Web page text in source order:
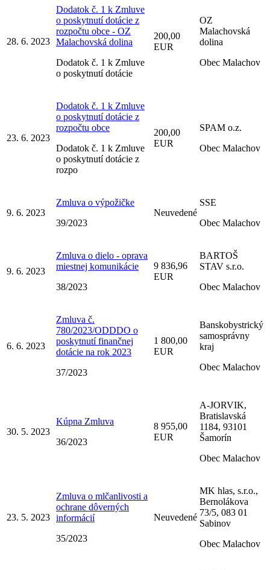
28. 6. 2023
Dodatok č. 1 k Zmluve
o poskytnutí dotácie z
rozpočtu obce - OZ
Malachovská dolina
Dodatok č. 1 k Zmluve
o poskytnutí dotácie
200,00
EUR
OZ
Malachovská
dolina
Obec Malachov
23. 6. 2023
Dodatok č. 1 k Zmluve
o poskytnutí dotácie z
rozpočtu obce
Dodatok č. 1 k Zmluve
o poskytnutí dotácie z
rozpo
200,00
EUR
SPAM o.z.
Obec Malachov
9. 6. 2023
Zmluva o výpožičke
39/2023
Neuvedené
SSE
Obec Malachov
9. 6. 2023
Zmluva o dielo - oprava
miestnej komunikácie
38/2023
9 836,96
EUR
BARTOŠ
STAV s.r.o.
Obec Malachov
6. 6. 2023
Zmluva č.
780/2023/ODDDO o
poskytnutí finančnej
dotácie na rok 2023
37/2023
1 800,00
EUR
Banskobystrický
samosprávny
kraj
Obec Malachov
30. 5. 2023
Kúpna Zmluva
36/2023
8 955,00
EUR
A-JORVIK,
Bratislavská
1184, 93101
Šamorín
Obec Malachov
23. 5. 2023
Zmluva o mlčanlivosti a
ochrane dôverných
informácií
35/2023
Neuvedené
MK hlas, s.r.o.,
Bernolákova
73/5, 083 01
Sabinov
Obec Malachov